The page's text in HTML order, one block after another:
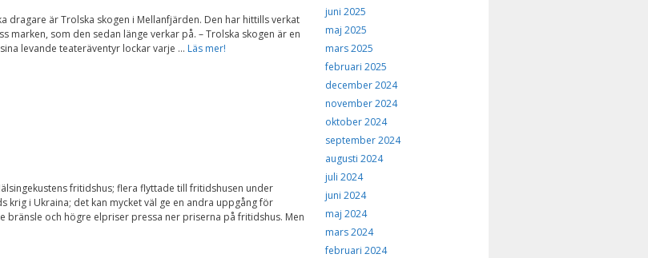
dragare är Trolska skogen i Mellanfjärden. Den har hittills verkat
marken, som den sedan länge verkar på. – Trolska skogen är en
levande teateräventyr lockar varje … Läs mer!
fritidshus; flera flyttade till fritidshusen under
krig i Ukraina; det kan mycket väl ge en andra uppgång för
och högre elpriser pressa ner priserna på fritidshus. Men
juni 2025
maj 2025
mars 2025
februari 2025
december 2024
november 2024
oktober 2024
september 2024
augusti 2024
juli 2024
juni 2024
maj 2024
mars 2024
februari 2024
Dessa kakor går
inte att välja
bort. De behövs
kunna
förbättra
hemsidans
funktionalitet